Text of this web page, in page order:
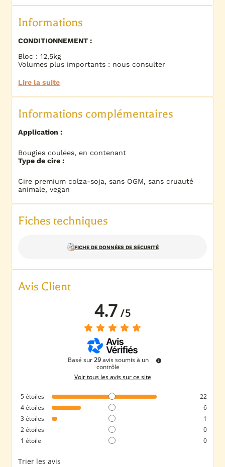
Informations
CONDITIONNEMENT :
Bloc : 12,5kg
Volumes plus importants : nous consulter
Lire la suite
Informations complémentaires
Application :
Bougies coulées, en contenant
Type de cire :
Cire premium colza-soja, sans OGM, sans cruauté
animale, vegan
Fiches techniques
FICHE DE DONNÉES DE SÉCURITÉ
Avis Client
4.7/5
Basé sur29 avis soumis à un
contrôle
Voir tous les avis sur ce site
5étoiles
22
4étoiles
6
3étoiles
1
2étoiles
0
1étoile 0
Trier les avis